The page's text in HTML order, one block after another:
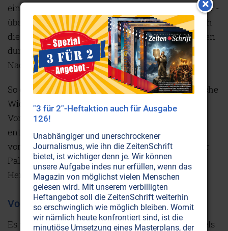
eine Position der Autorität - wie gering auch immer -
über Juden zu erreichen. Diese Regel schließt auch
die konvertierten Juden ein und ihre Nachkommen
durch zehn Generationen, oder ‚so lange wie die
Nachkommenschaft bekannt ist'.
So erklärt sich unter anderem auch der kategorische
Widerstand, den viele religiöse Israelis der
Vorstellung eines palästinensischen Staates
entgegenbringen. Das Äußerste, was sie sich
vorstellen können, ist eine gewisse Autonomie der
Palästinenser unter israelischer Verwaltung und
Herrschaft.
Von ‚erlöstem' und ‚unerlöstem' Land
Es wäre auch ein Fehler, die Siedlungspolitik Israels
"3 für 2"-Heftaktion auch für Ausgabe
126!
Unabhängiger und unerschrockener
Journalismus, wie ihn die ZeitenSchrift
bietet, ist wichtiger denn je. Wir können
unsere Aufgabe indes nur erfüllen, wenn das
Magazin von möglichst vielen Menschen
gelesen wird. Mit unserem verbilligten
Heftangebot soll die ZeitenSchrift weiterhin
so erschwinglich wie möglich bleiben. Womit
wir nämlich heute konfrontiert sind, ist die
minutiöse Umsetzung eines Masterplans, der